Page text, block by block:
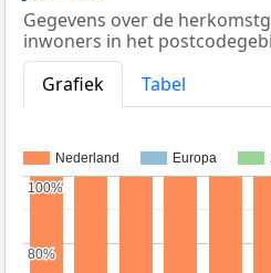
Gegevens over de
inwoners in het
Grafiek
Tabel
Nederland Europa
80%
80%
100%
100%